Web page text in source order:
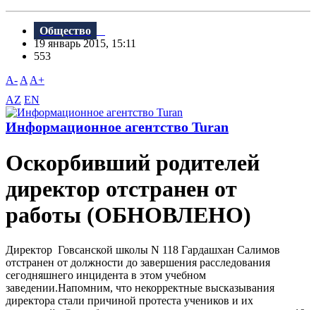
Общество
19 январь 2015, 15:11
553
A- A A+
AZ EN
Информационное агентство Turan
Оскорбивший родителей
директор отстранен от
работы (ОБНОВЛЕНО)
Директор Говсанской школы N 118 Гардашхан Салимов
отстранен от должности до завершения расследования
сегодняшнего инцидента в этом учебном
заведении.Напомним, что некорректные высказывания
директора стали причиной протеста учеников и их